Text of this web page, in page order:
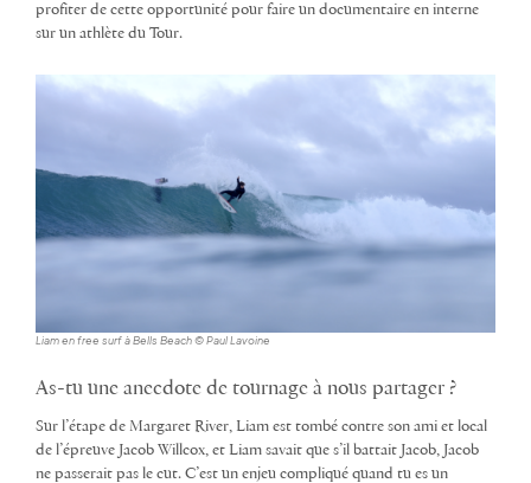
profiter de cette opportunité pour faire un documentaire en interne
sur un athlète du Tour.
Liam en free surf à Bells Beach © Paul Lavoine
As-tu une anecdote de tournage à nous partager ?
Sur l’étape de Margaret River, Liam est tombé contre son ami et local
de l’épreuve Jacob Willcox, et Liam savait que s’il battait Jacob, Jacob
ne passerait pas le cut. C’est un enjeu compliqué quand tu es un